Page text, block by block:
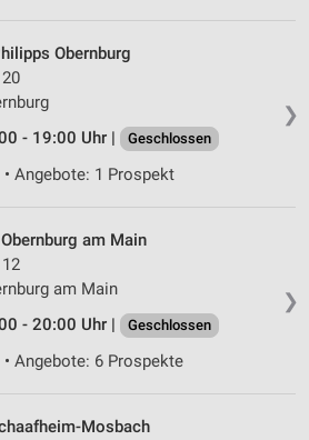
❯
Obernburg
- 19:00 Uhr |
Geschlossen
Angebote: 1 Prospekt
❯
am Main
am Main
- 20:00 Uhr |
Geschlossen
Angebote: 6 Prospekte
Mosbach